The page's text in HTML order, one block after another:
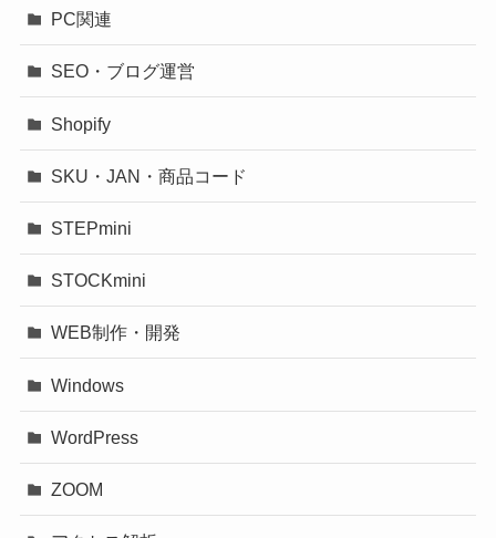
PC関連
SEO・ブログ運営
Shopify
SKU・JAN・商品コード
STEPmini
STOCKmini
WEB制作・開発
Windows
WordPress
ZOOM